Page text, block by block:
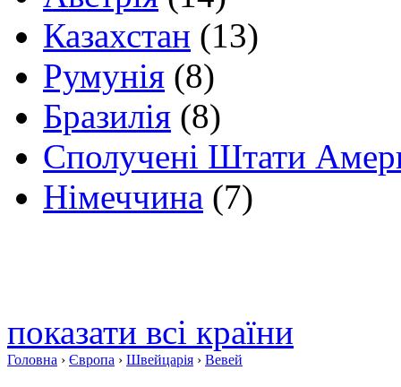
Казахстан (13)
Румунія (8)
Бразилія (8)
Сполучені Штати
Німеччина (7)
показати всі країни
Головна › Європа › Швейцарія › Вевей